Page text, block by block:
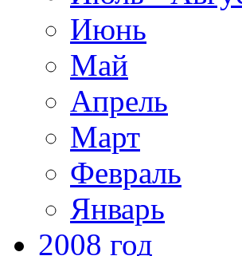
Июнь
Май
Апрель
Март
Февраль
Январь
2008 год